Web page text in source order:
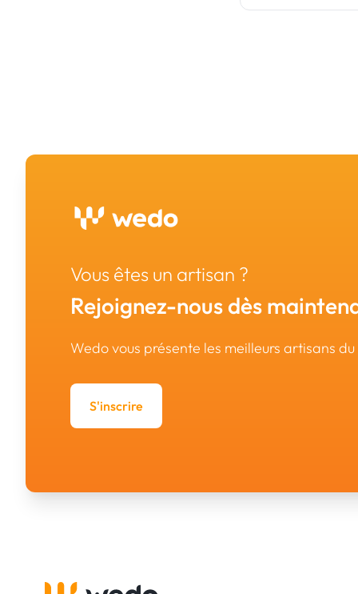
Vous êtes un artisan ?
Rejoignez-nous dès
Wedo vous présente les meilleurs artisans
S'inscrire